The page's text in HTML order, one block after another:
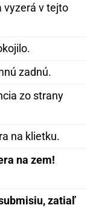
vyzerá v tejto
zadnú.
zo strany
na klietku.
na zem!
zatiaľ